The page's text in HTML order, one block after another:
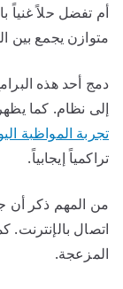
أم تفضل حلاً غنياً
متوازن يجمع بين
دمج أحد هذه
إلى نظام. كما
تجربة المواظبة
تراكمياً إيجابياً.
من المهم ذكر أن
اتصال بالإنترنت.
المزعجة.